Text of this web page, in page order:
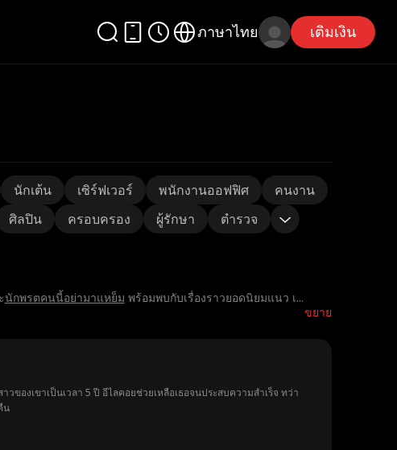
ภาษาไทย เติมเงิน
นักเต้น เซิร์ฟเวอร์ พนักงานออฟฟิศ
คนงาน
ศิลปิน ครอบครอง ผู้รักษา ตำรวจ
ขยาย
นักพรตคนนี้อย่ามาแหย็ม พร้อมพบกับเรื่องราวยอดนิยมแนว เ...
องเขาเป็นเวลา 5 ปี อีไลคอยช่วยเหลือเธอจนประสบความสำเร็จ ทว่า
น